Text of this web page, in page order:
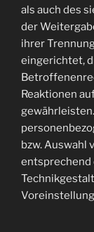
als auch des
der
ihrer
eingerichtet,
Reaktionen
bzw. Auswahl
entsprechend